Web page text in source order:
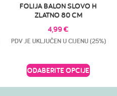
FOLIJA BALON SLOVO H
ZLATNO 80 CM
4,99€
PDV JE UKLJUČEN U CIJENU (25%)
ODABERITE OPCIJE